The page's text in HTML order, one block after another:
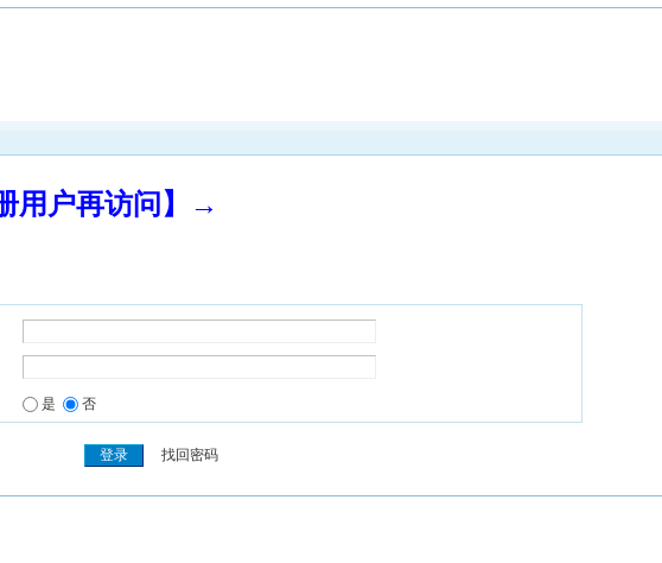
用户再访问】→
是 否
找回密码